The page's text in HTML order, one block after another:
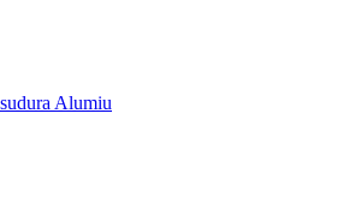
Alumiu